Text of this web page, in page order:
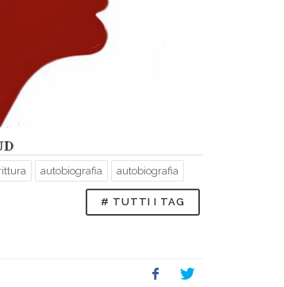
autobiografia autobiografia
# TUTTI I TAG